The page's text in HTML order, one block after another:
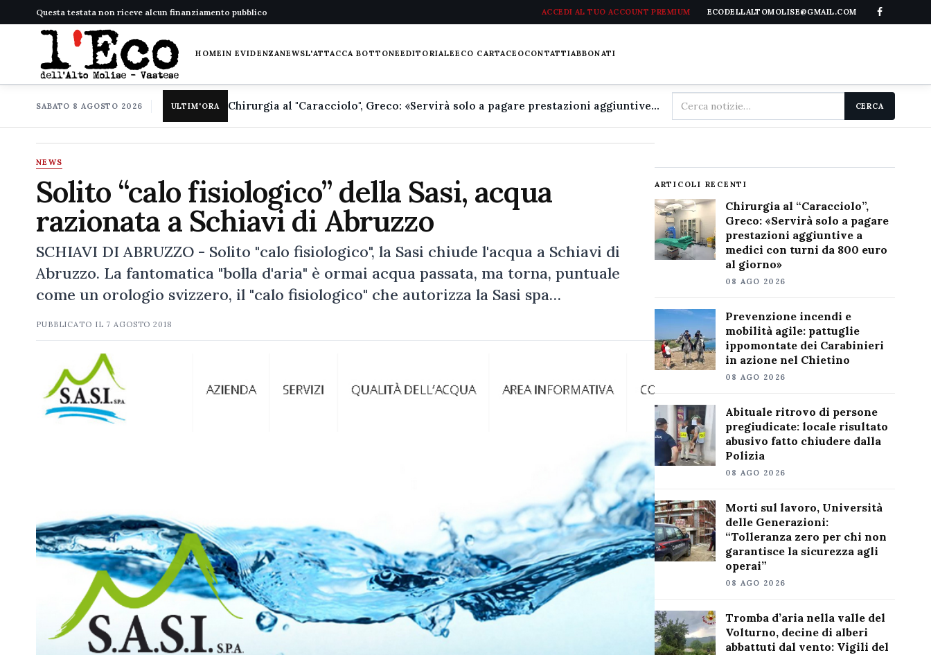
Questa testata non riceve alcun finanziamento pubblico ACCEDI AL TUO ACCOUNT PREMIUM ECODELLALTOMOLISE@GMAIL.COM
HOMEIN EVIDENZANEWSL'ATTACCA BOTTONEEDITORIALEECO CARTACEOCONTATTIABBONATI
SABATO 8 AGOSTO 2026 ULTIM'ORA Chirurgia al "Caracciolo", Greco: «Servirà solo a pagare prestazioni aggiuntive a medici con turni da 800 euro al giorno»
Cerca
nel
CERCA
NEWS
Solito “calo fisiologico” della Sasi, acqua
razionata a Schiavi di Abruzzo
SCHIAVI DI ABRUZZO - Solito "calo fisiologico", la Sasi chiude l'acqua a Schiavi di
Abruzzo. La fantomatica "bolla d'aria" è ormai acqua passata, ma torna, puntuale
come un orologio svizzero, il "calo fisiologico" che autorizza la Sasi spa…
PUBBLICATO IL 7 AGOSTO 2018
ARTICOLI RECENTI
Chirurgia al “Caracciolo”,
Greco: «Servirà solo a pagare
prestazioni aggiuntive a
medici con turni da 800 euro
al giorno»
08 AGO 2026
Prevenzione incendi e
mobilità agile: pattuglie
ippomontate dei Carabinieri
in azione nel Chietino
08 AGO 2026
Abituale ritrovo di persone
pregiudicate: locale risultato
abusivo fatto chiudere dalla
Polizia
08 AGO 2026
Morti sul lavoro, Università
delle Generazioni:
“Tolleranza zero per chi non
garantisce la sicurezza agli
operai”
08 AGO 2026
Tromba d’aria nella valle del
Volturno, decine di alberi
abbattuti dal vento: Vigili del